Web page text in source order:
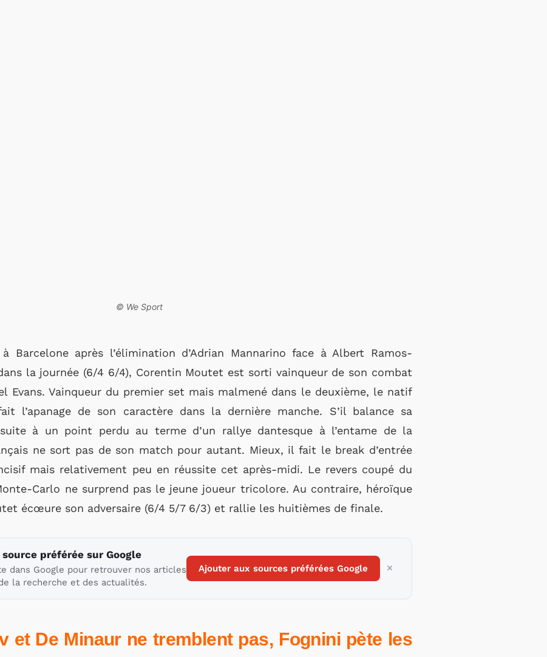
© We Sport
Barcelone après l’élimination d’Adrian Mannarino face à Albert Ramos-
la journée (6/4 6/4), Corentin Moutet est sorti vainqueur de son combat
Evans. Vainqueur du premier set mais malmené dans le deuxième, le natif
l’apanage de son caractère dans la dernière manche. S’il balance sa
à un point perdu au terme d’un rallye dantesque à l’entame de la
ne sort pas de son match pour autant. Mieux, il fait le break d’entrée
mais relativement peu en réussite cet après-midi. Le revers coupé du
Carlo ne surprend pas le jeune joueur tricolore. Au contraire, héroïque
écœure son adversaire (6/4 5/7 6/3) et rallie les huitièmes de finale.
préférée sur Google
dans Google pour retrouver nos articles
la recherche et des actualités.
Ajouter aux sources préférées Google
et De Minaur ne tremblent pas, Fognini pète les